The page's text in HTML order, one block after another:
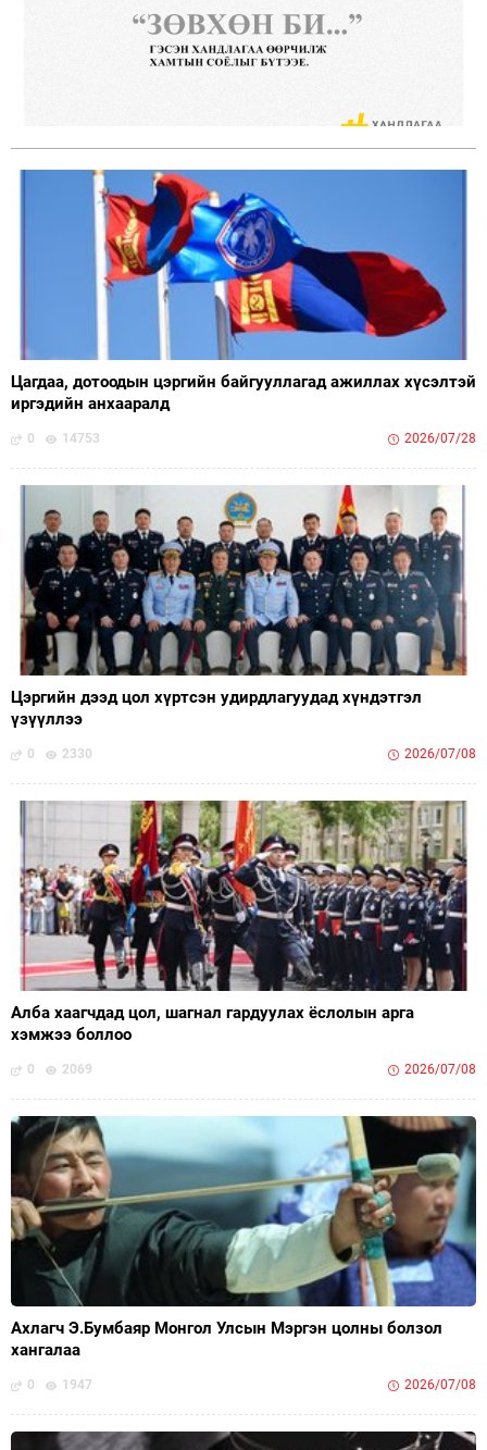
Цагдаа, дотоодын цэргийн байгууллагад ажиллах хүсэлтэй
иргэдийн анхааралд
0 14753 2026/07/28
Цэргийн дээд цол хүртсэн удирдлагуудад хүндэтгэл
үзүүллээ
0 2330 2026/07/08
Алба хаагчдад цол, шагнал гардуулах ёслолын арга
хэмжээ боллоо
0 2069 2026/07/08
Ахлагч Э.Бумбаяр Монгол Улсын Мэргэн цолны болзол
хангалаа
0 1947 2026/07/08